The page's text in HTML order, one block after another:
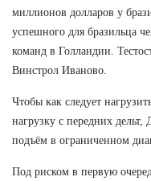
миллионов долларов у
успешного для бразильца
команд в Голландии.
Винстрол Иваново.
Чтобы как следует
нагрузку с передних
подъём в ограниченном
Под риском в первую